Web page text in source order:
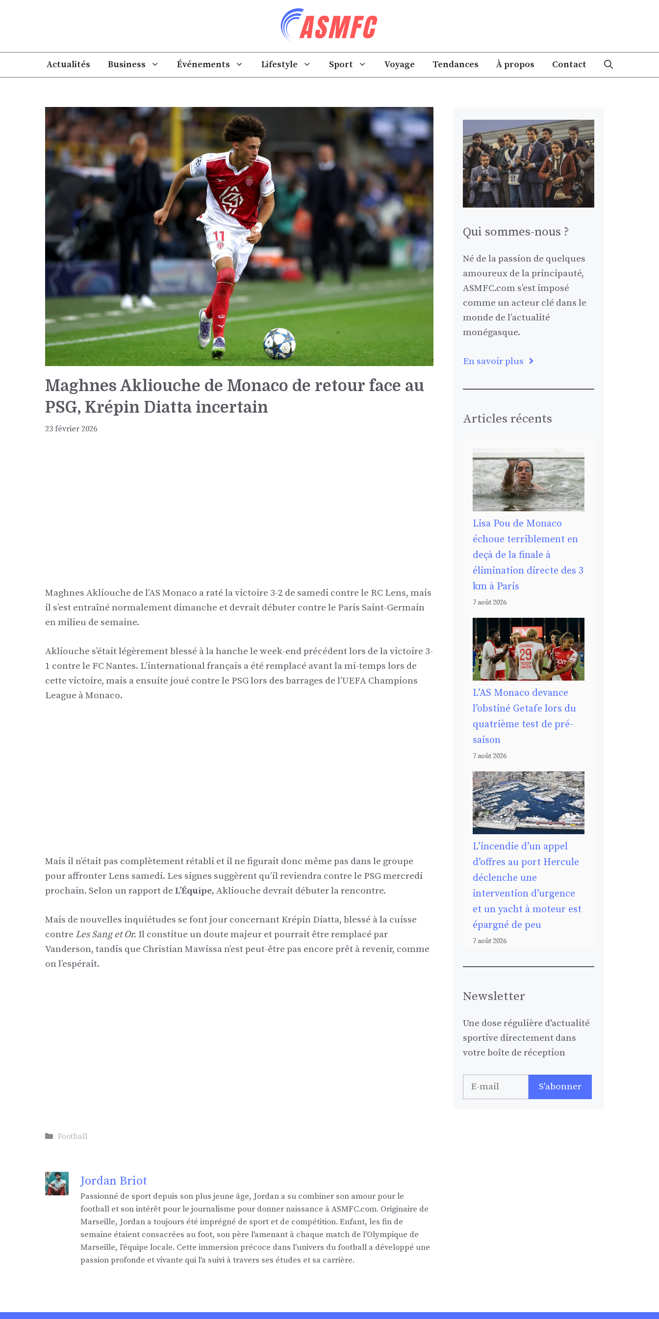
Actualités Business Événements Lifestyle Sport Voyage Tendances À propos Contact
Maghnes Akliouche de Monaco de retour face au
PSG, Krépin Diatta incertain
23 février 2026
Maghnes Akliouche de l’AS Monaco a raté la victoire 3-2 de samedi contre le RC Lens, mais
il s’est entraîné normalement dimanche et devrait débuter contre le Paris Saint-Germain
en milieu de semaine.
Akliouche s’était légèrement blessé à la hanche le week-end précédent lors de la victoire 3-
1 contre le FC Nantes. L’international français a été remplacé avant la mi-temps lors de
cette victoire, mais a ensuite joué contre le PSG lors des barrages de l’UEFA Champions
League à Monaco.
Mais il n’était pas complètement rétabli et il ne figurait donc même pas dans le groupe
pour affronter Lens samedi. Les signes suggèrent qu’il reviendra contre le PSG mercredi
prochain. Selon un rapport de L’Équipe, Akliouche devrait débuter la rencontre.
Mais de nouvelles inquiétudes se font jour concernant Krépin Diatta, blessé à la cuisse
contre Les Sang et Or. Il constitue un doute majeur et pourrait être remplacé par
Vanderson, tandis que Christian Mawissa n’est peut-être pas encore prêt à revenir, comme
on l’espérait.
Catégories
Football
Jordan Briot
Passionné de sport depuis son plus jeune âge, Jordan a su combiner son amour pour le
football et son intérêt pour le journalisme pour donner naissance à ASMFC.com. Originaire de
Marseille, Jordan a toujours été imprégné de sport et de compétition. Enfant, les fin de
semaine étaient consacrées au foot, son père l'amenant à chaque match de l'Olympique de
Marseille, l'équipe locale. Cette immersion précoce dans l'univers du football a développé une
passion profonde et vivante qui l'a suivi à travers ses études et sa carrière.
Qui sommes-nous ?
Né de la passion de quelques
amoureux de la principauté,
ASMFC.com s’est imposé
comme un acteur clé dans le
monde de l’actualité
monégasque.
En savoir plus
Articles récents
Lisa Pou de Monaco
échoue terriblement en
deçà de la finale à
élimination directe des 3
km à Paris
7 août 2026
L’AS Monaco devance
l’obstiné Getafe lors du
quatrième test de pré-
saison
7 août 2026
L’incendie d’un appel
d’offres au port Hercule
déclenche une
intervention d’urgence
et un yacht à moteur est
épargné de peu
7 août 2026
Newsletter
Une dose régulière d'actualité
sportive directement dans
votre boîte de réception